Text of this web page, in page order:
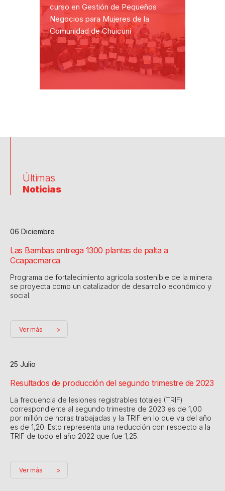
curso en Gestión de Pequeños
Negocios para Mujeres de la
Comunidad de Chuicuni
Últimas
Noticias
06 Diciembre
Las Bambas entrega 1300 plantas de palta a
Ccapacmarca
Programa de fortalecimiento agrícola sostenible de la minera
se proyecta como un catalizador de desarrollo económico y
social.
Ver más
25 Julio
Resultados de producción del segundo trimestre de 2023
La frecuencia de lesiones registrables totales (TRIF)
correspondiente al segundo trimestre de 2023 es de 1,00
por millón de horas trabajadas y la TRIF en lo que va del año
es de 1,20. Esto representa una reducción con respecto a la
TRIF de todo el año 2022 que fue 1,25.
Ver más